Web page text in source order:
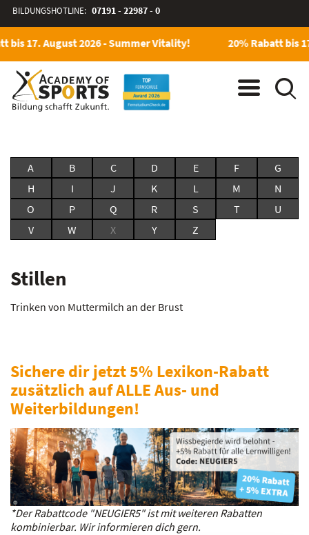
BILDUNGSHOTLINE: 07191 - 22987 - 0
bis 17. August 2026 - Summer Vitality! 20% Rabatt bis
A B C D E F
G
H
I J K L M
N
O
P Q R S T
U
V
W X Y Z
Stillen
Trinken von Muttermilch an der Brust
Sichere dir jetzt 5% Lexikon-Rabatt
zusätzlich auf ALLE Aus- und
Weiterbildungen!
*Der Rabattcode "NEUGIER5" ist mit weiteren Rabatten
kombinierbar. Wir informieren dich gern.